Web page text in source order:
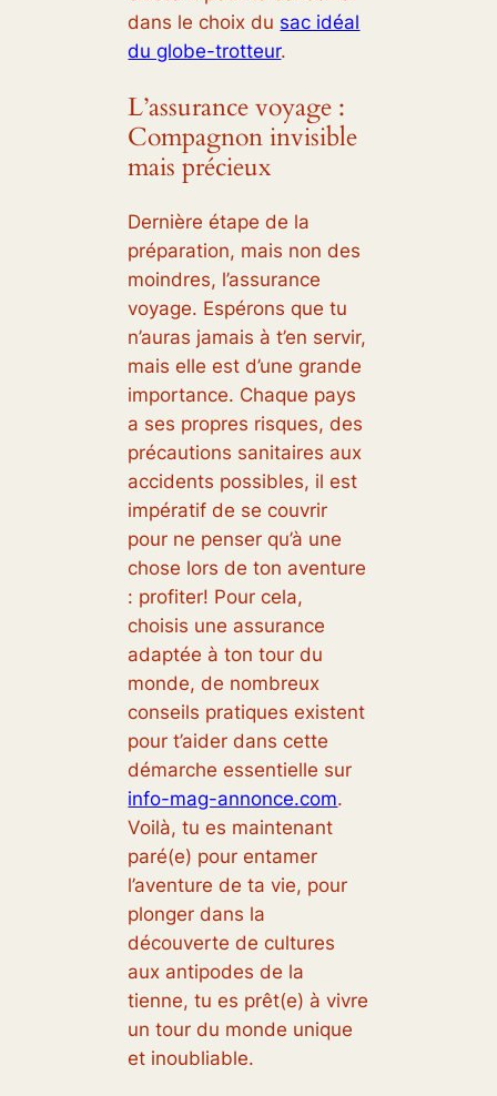
dans le choix du sac idéal
du globe-trotteur.
L’assurance voyage :
Compagnon invisible
mais précieux
Dernière étape de la
préparation, mais non des
moindres, l’assurance
voyage. Espérons que tu
n’auras jamais à t’en servir,
mais elle est d’une grande
importance. Chaque pays
a ses propres risques, des
précautions sanitaires aux
accidents possibles, il est
impératif de se couvrir
pour ne penser qu’à une
chose lors de ton aventure
: profiter! Pour cela,
choisis une assurance
adaptée à ton tour du
monde, de nombreux
conseils pratiques existent
pour t’aider dans cette
démarche essentielle sur
info-mag-annonce.com.
Voilà, tu es maintenant
paré(e) pour entamer
l’aventure de ta vie, pour
plonger dans la
découverte de cultures
aux antipodes de la
tienne, tu es prêt(e) à vivre
un tour du monde unique
et inoubliable.